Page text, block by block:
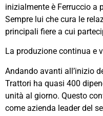
inizialmente è Ferruccio a
Sempre lui che cura le
principali fiere a cui
La produzione continua e
Andando avanti all’inizio
Trattori ha quasi 400
unità al giorno. Questo
come azienda leader del